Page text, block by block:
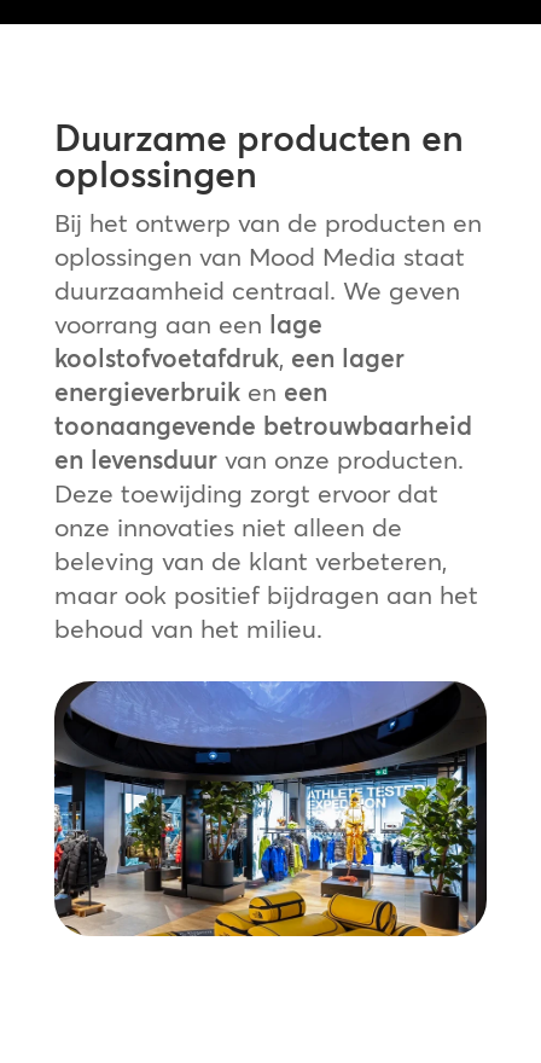
Duurzame producten en
oplossingen
Bij het ontwerp van de producten en
oplossingen van Mood Media staat
duurzaamheid centraal. We geven
voorrang aan een lage
koolstofvoetafdruk, een lager
energieverbruiken een
toonaangevende betrouwbaarheid
en levensduurvan onze producten.
Deze toewijding zorgt ervoor dat
onze innovaties niet alleen de
beleving van de klant verbeteren,
maar ook positief bijdragen aan het
behoud van het milieu.